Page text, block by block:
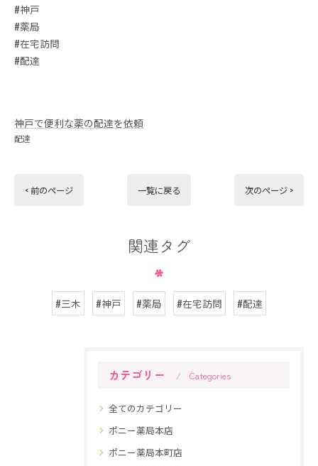
#神戸
#薬局
#在宅訪問
#配達
神戸で便利な薬の配達を依頼
配達
< 前のページ 一覧に戻る 次のページ >
関連タグ
#三木 #神戸 #薬局 #在宅訪問 #配達
カテゴリー Categories
全てのカテゴリー
ポニー薬局本店
ポニー薬局本町店